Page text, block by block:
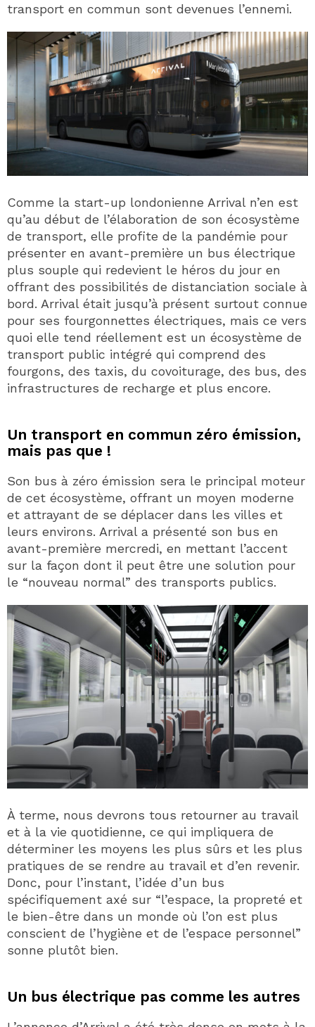
transport en commun sont devenues l’ennemi.
Comme la start-up londonienne Arrival n’en est
qu’au début de l’élaboration de son écosystème
de transport, elle profite de la pandémie pour
présenter en avant-première un bus électrique
plus souple qui redevient le héros du jour en
offrant des possibilités de distanciation sociale à
bord. Arrival était jusqu’à présent surtout connue
pour ses fourgonnettes électriques, mais ce vers
quoi elle tend réellement est un écosystème de
transport public intégré qui comprend des
fourgons, des taxis, du covoiturage, des bus, des
infrastructures de recharge et plus encore.
Un transport en commun zéro émission,
mais pas que !
Son bus à zéro émission sera le principal moteur
de cet écosystème, offrant un moyen moderne
et attrayant de se déplacer dans les villes et
leurs environs. Arrival a présenté son bus en
avant-première mercredi, en mettant l’accent
sur la façon dont il peut être une solution pour
le “nouveau normal” des transports publics.
À terme, nous devrons tous retourner au travail
et à la vie quotidienne, ce qui impliquera de
déterminer les moyens les plus sûrs et les plus
pratiques de se rendre au travail et d’en revenir.
Donc, pour l’instant, l’idée d’un bus
spécifiquement axé sur “l’espace, la propreté et
le bien-être dans un monde où l’on est plus
conscient de l’hygiène et de l’espace personnel”
sonne plutôt bien.
Un bus électrique pas comme les autres